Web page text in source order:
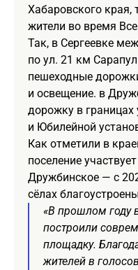
Хабаровского края,
жители во время
Так, в Сергеевке
по ул. 21 км
пешеходные
и освещение. в
дорожку в
и Юбилейной
Как отметили в
поселение
Дружбинское — с
сёлах
«В прошлом году
построили
площадку.
жителей в